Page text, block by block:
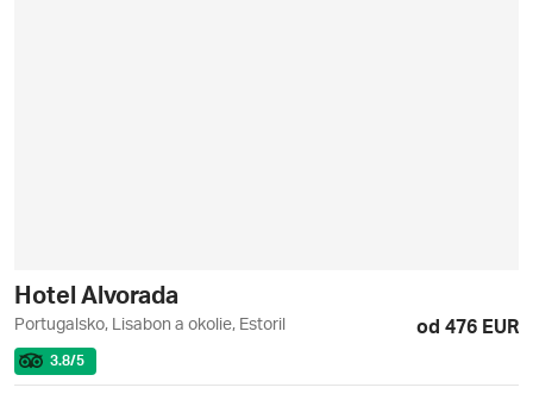
Hotel Alvorada
Portugalsko, Lisabon a okolie, Estoril od 476 EUR
3.8/5